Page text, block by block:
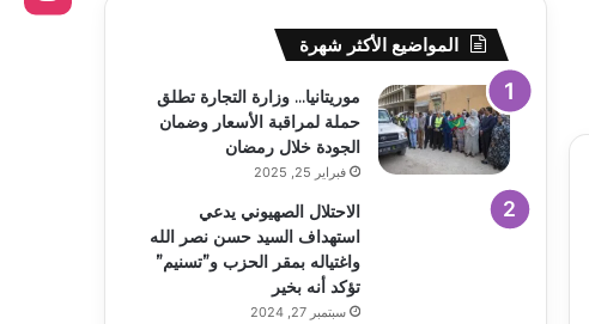
المواضيع الأكثر شهرة
موريتانيا… وزارة التجارة تطلق
حملة لمراقبة الأسعار وضمان
الجودة خلال رمضان
فبراير 25, 2025
الاحتلال الصهيوني يدعي
استهداف السيد حسن نصر الله
واغتياله بمقر الحزب و”تسنيم”
تؤكد أنه بخير
سبتمبر 27, 2024